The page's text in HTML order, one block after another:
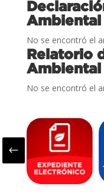
Ambiental
No se encontró el
Relatorio
Ambiental
No se encontró el
#